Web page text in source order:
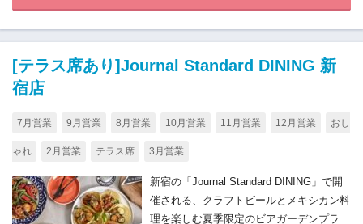
[テラス席あり]Journal Standard DINING 新
宿店
7月営業 9月営業 8月営業 10月営業 11月営業 12月営業 おし
ゃれ 2月営業 テラス席 3月営業
新宿の「Journal Standard DINING」で開
催される、クラフトビールとメキシカン料
理を楽しむ夏季限定のビアガーデンプラ